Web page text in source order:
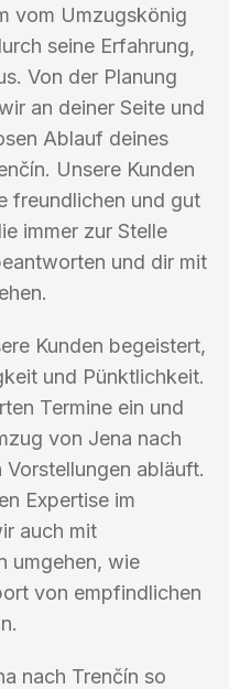
vom Umzugskönig
seine Erfahrung,
Von der Planung
an deiner Seite und
Ablauf deines
Unsere Kunden
freundlichen und gut
immer zur Stelle
und dir mit
Kunden begeistert,
und Pünktlichkeit.
Termine ein und
von Jena nach
abläuft.
Expertise im
auch mit
umgehen, wie
von empfindlichen
nach Trenčín so